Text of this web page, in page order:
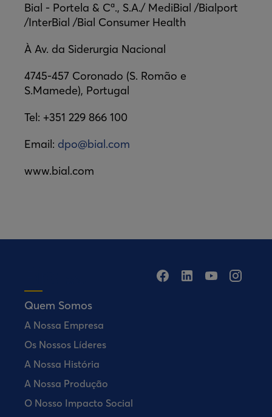
Bial - Portela & Cª., S.A./ MediBial /Bialport
/InterBial /Bial Consumer Health
À Av. da Siderurgia Nacional
4745-457 Coronado (S. Romão e
S.Mamede), Portugal
Tel: +351 229 866 100
Email: dpo@bial.com
www.bial.com
Quem Somos
A Nossa Empresa
Os Nossos Líderes
A Nossa História
A Nossa Produção
O Nosso Impacto Social